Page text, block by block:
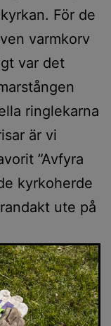
För de
varmkorv
var det
ringlekarna
är vi
”Avfyra
kyrkoherde
ute på